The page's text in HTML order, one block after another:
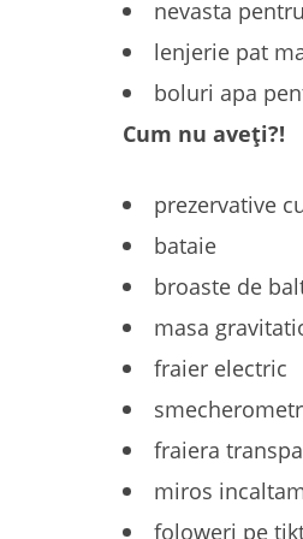
nevasta
lenjerie pat
boluri apa
Cum nu aveți?!
prezervative
bataie
broaste de
masa
fraier electric
fraiera
miros
foloweri pe